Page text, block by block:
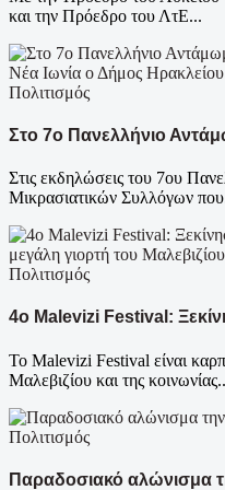
και την Πρόεδρο του ΛτΕ...
Πολιτισμός
Στο 7ο Πανελλήνιο
Στις εκδηλώσεις του 7ου
Μικρασιατικών Συλλόγων
Πολιτισμός
4ο Malevizi Festival:
Το Malevizi Festival είναι
Μαλεβιζίου και της
Πολιτισμός
Παραδοσιακό αλώνισμα